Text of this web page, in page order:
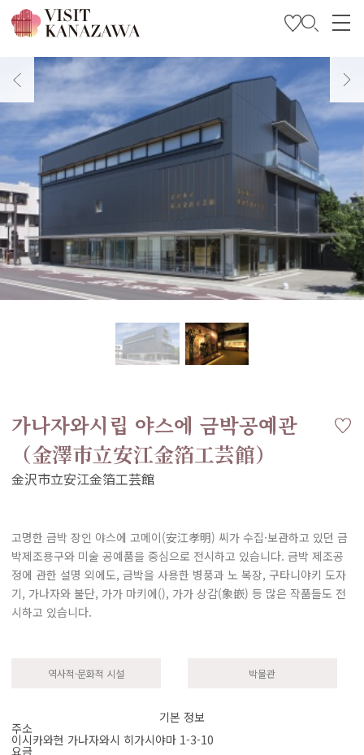
여행 계획 세우기
Travel Trade and Media
Languages
가나자와시립 야스에 금박공예관
（金澤市立安江金箔工芸館）
고명한 금박 장인 야스에 고메이(安江孝明) 씨가 수집·보관하고 있던 금
박제조용구와 미술 공예품을 중심으로 전시하고 있습니다. 금박 제조공
정에 관한 설명 외에도, 금박을 사용한 병풍과 노 복장, 구타니야키 도자
기, 가나자와 불단, 가가 마키에(), 가가 상감(象嵌) 등 많은 작품들도 전
시하고 있습니다.
역사적·문화적 시설 박물관
기본 정보
주소
이시카와현 가나자와시 히가시야마 1-3-10
요금